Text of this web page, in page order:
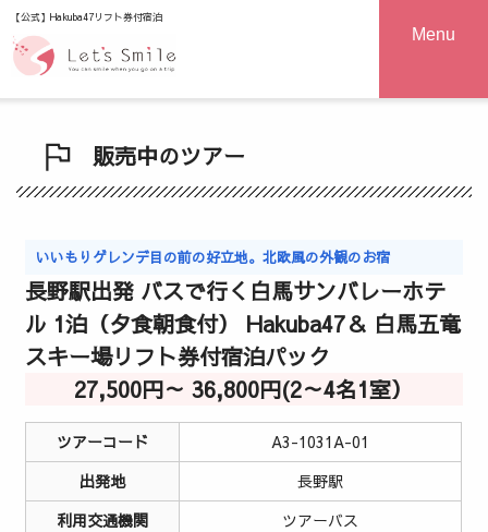
Menu
【公式】Hakuba47リフト券付宿泊
販売中のツアー
いいもりゲレンデ目の前の好立地。北欧風の外観のお宿
長野駅出発 バスで行く白馬サンバレーホテ
ル 1泊（夕食朝食付） Hakuba47＆ 白馬五竜
スキー場リフト券付宿泊パック
27,500円～ 36,800円(2～4名1室）
ツアーコード
A3-1031A-01
出発地
長野駅
利用交通機関
ツアーバス